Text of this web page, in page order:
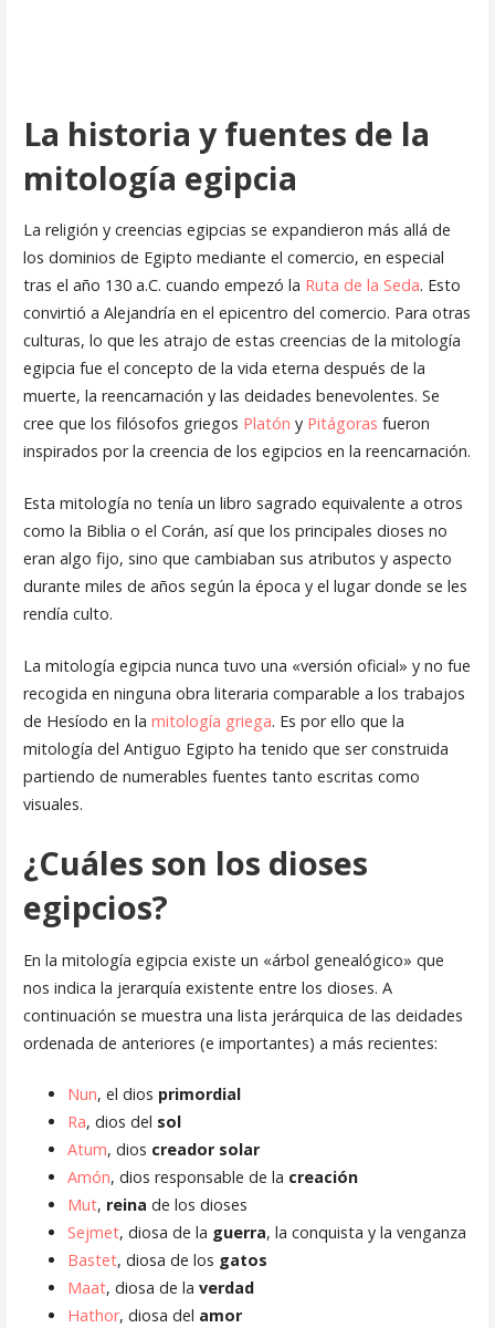
La historia y fuentes de la
mitología egipcia
La religión y creencias egipcias se expandieron más allá de
los dominios de Egipto mediante el comercio, en especial
tras el año 130 a.C. cuando empezó la Ruta de la Seda. Esto
convirtió a Alejandría en el epicentro del comercio. Para otras
culturas, lo que les atrajo de estas creencias de la mitología
egipcia fue el concepto de la vida eterna después de la
muerte, la reencarnación y las deidades benevolentes. Se
cree que los filósofos griegos Platón y Pitágoras fueron
inspirados por la creencia de los egipcios en la reencarnación.
Esta mitología no tenía un libro sagrado equivalente a otros
como la Biblia o el Corán, así que los principales dioses no
eran algo fijo, sino que cambiaban sus atributos y aspecto
durante miles de años según la época y el lugar donde se les
rendía culto.
La mitología egipcia nunca tuvo una «versión oficial» y no fue
recogida en ninguna obra literaria comparable a los trabajos
de Hesíodo en la mitología griega. Es por ello que la
mitología del Antiguo Egipto ha tenido que ser construida
partiendo de numerables fuentes tanto escritas como
visuales.
¿Cuáles son los dioses
egipcios?
En la mitología egipcia existe un «árbol genealógico» que
nos indica la jerarquía existente entre los dioses. A
continuación se muestra una lista jerárquica de las deidades
ordenada de anteriores (e importantes) a más recientes:
Nun, el dios primordial
Ra, dios del sol
Atum, dios creador solar
Amón, dios responsable de la creación
Mut, reina de los dioses
Sejmet, diosa de la guerra, la conquista y la venganza
Bastet, diosa de los gatos
Maat, diosa de la verdad
Hathor, diosa del amor